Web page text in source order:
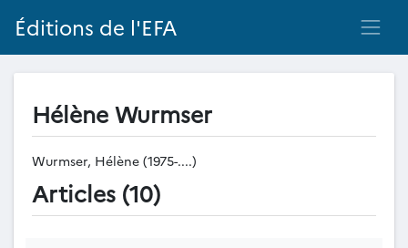
Éditions de l'EFA
Hélène Wurmser
Wurmser, Hélène (1975-....)
Articles (10)